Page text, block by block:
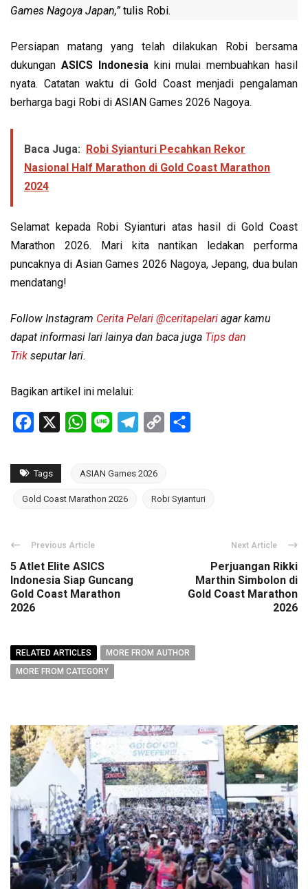
Games Nagoya Japan,”tulis Robi.
Persiapan matang yang telah dilakukan Robi bersama
dukungan ASICS Indonesiakini mulai membuahkan hasil
nyata. Catatan waktu di Gold Coast menjadi pengalaman
berharga bagi Robi di ASIAN Games 2026 Nagoya.
Baca Juga: Robi Syianturi Pecahkan Rekor
Nasional Half Marathon di Gold Coast Marathon
2024
Selamat kepada Robi Syianturi atas hasil di Gold Coast
Marathon 2026. Mari kita nantikan ledakan performa
puncaknya di Asian Games 2026 Nagoya, Jepang, dua bulan
mendatang!
Follow Instagram Cerita Pelari @ceritapelari agar kamu
dapat informasi lari lainya dan baca juga Tips dan
Trik seputar lari.
Bagikan artikel ini melalui:
Facebook WhatsApp
Line Telegram
Copy
Tags ASIAN Games 2026
Gold Coast Marathon 2026 Robi Syianturi
Previous Article
5 Atlet Elite ASICS
Indonesia Siap Guncang
Gold Coast Marathon
2026
Next Article
Perjuangan Rikki
Marthin Simbolon di
Gold Coast Marathon
2026
RELATED ARTICLES
MORE FROM AUTHOR
MORE FROM CATEGORY